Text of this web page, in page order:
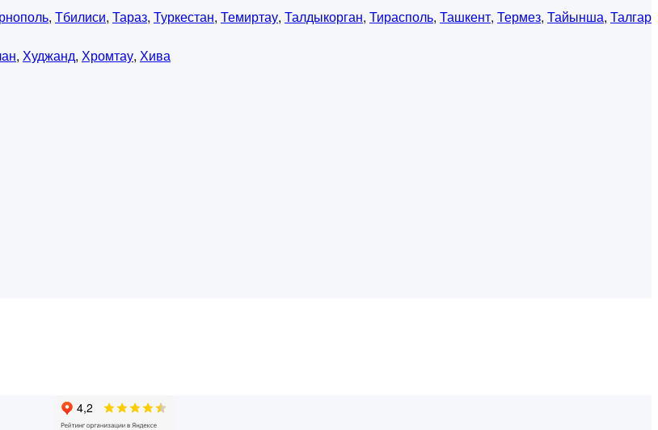
, Тбилиси, Тараз, Туркестан, Темиртау, Талдыкорган, Тирасполь, Ташкент, Термез, Тайынша, Талгар
, Худжанд, Хромтау, Хива